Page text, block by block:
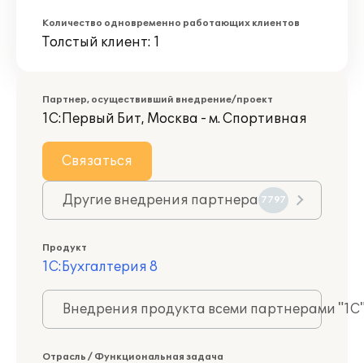
Количество одновременно работающих клиентов
Толстый клиент: 1
Партнер, осуществивший внедрение/проект
1С:Первый Бит, Москва - м. Спортивная
Связаться
Другие внедрения партнера 7797
Продукт
1С:Бухгалтерия 8
Внедрения продукта всеми партнерами
Отрасль / Функциональная задача